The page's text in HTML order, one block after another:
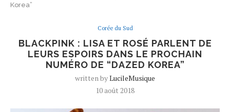
Korea”
Corée du Sud
BLACKPINK : LISA ET ROSÉ PARLENT DE
LEURS ESPOIRS DANS LE PROCHAIN
NUMÉRO DE “DAZED KOREA”
written byLucileMusique
10 août 2018